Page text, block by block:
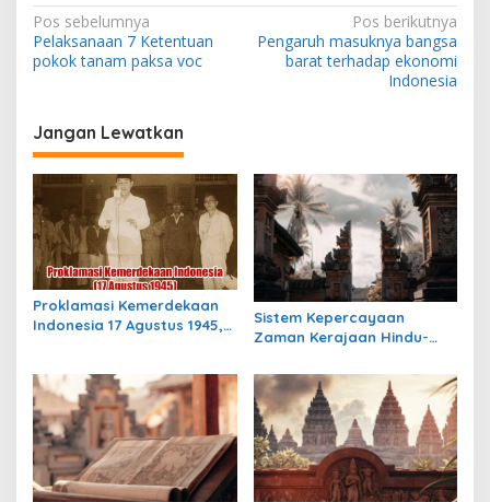
N
a
i
g
a
s
i
p
o
s
Pos sebelumnya
Pelaksanaan 7 Ketentuan
pokok tanam paksa voc
Pos berikutnya
Pengaruh masuknya bangsa
barat terhadap ekonomi
Indonesia
Jangan Lewatkan
Proklamasi Kemerdekaan
Indonesia 17 Agustus 1945,
Sistem Kepercayaan
Zaman Kerajaan Hindu-
Warisan Spiritual yang
Masih Bertahan